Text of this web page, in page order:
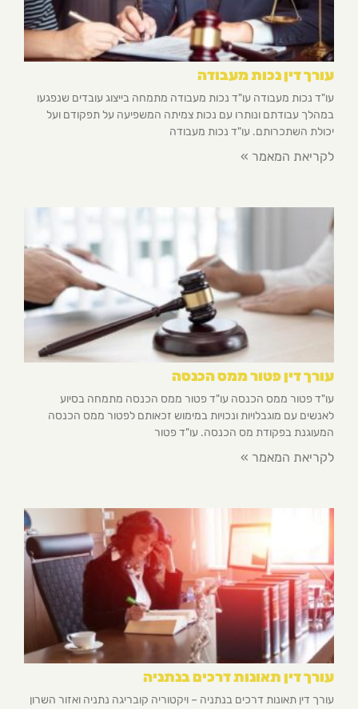
עורך דין נכות מעבודה
עו"ד נכות מעבודה עו"ד נכות מעבודה מתמחה בייצוג עובדים שנפגעו
במהלך עבודתם ונותרו עם נכות צמיתה המשפיעה על תפקודם ועל
יכולת השתכרותם. עו"ד נכות מעבודה
לקריאת המאמר »
עורך דין פטור ממס הכנסה
עו"ד פטור ממס הכנסה עו"ד פטור ממס הכנסה מתמחה בסיוע
לאנשים עם מוגבלויות ונכויות במימוש זכאותם לפטור ממס הכנסה
המעוגנת בפקודת מס הכנסה. עו"ד פטור
לקריאת המאמר »
עורך דין תאונות דרכים בנתניה
עורך דין תאונות דרכים בנתניה – ויקטוריה קובריגה נתניה ואזור השרון